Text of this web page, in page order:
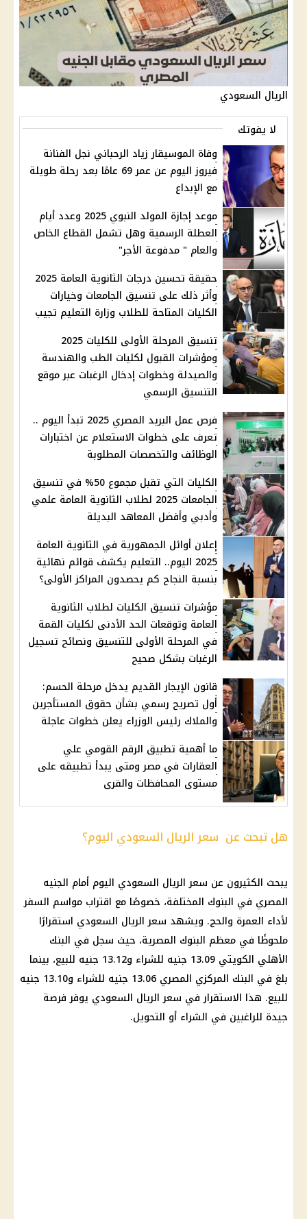
الريال السعودي
لا يفوتك
وفاة الموسيقار زياد الرحباني نجل الفنانة
فيروز اليوم عن عمر 69 عامًا بعد رحلة طويلة
مع الإبداع
موعد إجازة المولد النبوي 2025 وعدد أيام
العطلة الرسمية وهل تشمل القطاع الخاص
والعام " مدفوعة الأجر"
حقيقة تحسين درجات الثانوية العامة 2025
وأثر ذلك على تنسيق الجامعات وخيارات
الكليات المتاحة للطلاب وزارة التعليم تجيب
تنسيق المرحلة الأولى للكليات 2025
ومؤشرات القبول لكليات الطب والهندسة
والصيدلة وخطوات إدخال الرغبات عبر موقع
التنسيق الرسمي
فرص عمل البريد المصري 2025 تبدأ اليوم ..
تعرف على خطوات الاستعلام عن اختبارات
الوظائف والتخصصات المطلوبة
الكليات التي تقبل مجموع 50% في تنسيق
الجامعات 2025 لطلاب الثانوية العامة علمي
وأدبي وأفضل المعاهد البديلة
إعلان أوائل الجمهورية في الثانوية العامة
2025 اليوم.. التعليم يكشف قوائم نهائية
بنسبة النجاح كم يحصدون المراكز الأولى؟
مؤشرات تنسيق الكليات لطلاب الثانوية
العامة وتوقعات الحد الأدنى لكليات القمة
في المرحلة الأولى للتنسيق ونصائح تسجيل
الرغبات بشكل صحيح
قانون الإيجار القديم يدخل مرحلة الحسم:
أول تصريح رسمي بشأن حقوق المستأجرين
والملاك رئيس الوزراء يعلن خطوات عاجلة
ما أهمية تطبيق الرقم القومي علي
العقارات في مصر ومتى يبدأ تطبيقه على
مستوى المحافظات والقرى
هل تبحث عن سعر الريال السعودي اليوم؟
يبحث الكثيرون عن سعر الريال السعودي اليوم أمام الجنيه
المصري في البنوك المختلفة، خصوصًا مع اقتراب مواسم السفر
لأداء العمرة والحج. ويشهد سعر الريال السعودي استقرارًا
ملحوظًا في معظم البنوك المصرية، حيث سجل في البنك
الأهلي الكويتي 13.09 جنيه للشراء و13.12 جنيه للبيع، بينما
بلغ في البنك المركزي المصري 13.06 جنيه للشراء و13.10 جنيه
للبيع. هذا الاستقرار في سعر الريال السعودي يوفر فرصة
جيدة للراغبين في الشراء أو التحويل.